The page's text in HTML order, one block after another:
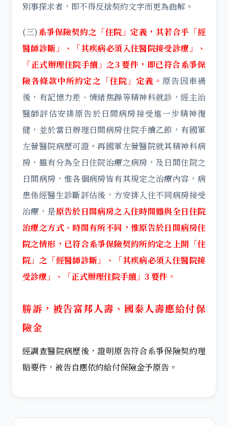
別事探求者，即不得反捨契約文字而更為曲解。
(三) 系爭保險契約之「住院」定義，其若合乎「經
醫師診斷」、「其疾病必須入住醫院接受診療」、
「正式辦理住院手續」之3 要件，即已符合系爭保
險各條款中所約定之「住院」定義。 原告因車禍
後，有記憶力差、情緒焦躁等精神科就診，經主治
醫師評估安排原告於日間病房接受進一步精神復
健，並於當日辦理日間病房住院手續乙節，有國軍
左營醫院病歷可證。再國軍左營醫院就其精神科病
房，雖有分為全日住院治療之病房，及日間住院之
日間病房，惟各個病房皆有其規定之治療內容，病
患係經醫生診斷評估後，方安排入住不同病房接受
治療，是原告於日間病房之入住時間雖與全日住院
治療之方式、時間有所不同，惟原告於日間病房住
院之情形，已符合系爭保險契約所約定之上開「住
院」之「經醫師診斷」、「其疾病必須入住醫院接
受診療」、「正式辦理住院手續」3 要件。
勝訴，被告富邦人壽、國泰人壽應給付保
險金
經調查醫院病歷後，證明原告符合系爭保險契約理
賠要件，被告自應依約給付保險金予原告。